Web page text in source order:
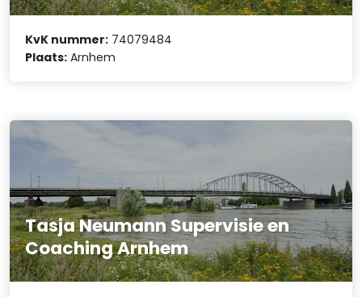
KvK nummer: 74079484
Plaats: Arnhem
Tasja Neumann Supervisie en
Coaching Arnhem